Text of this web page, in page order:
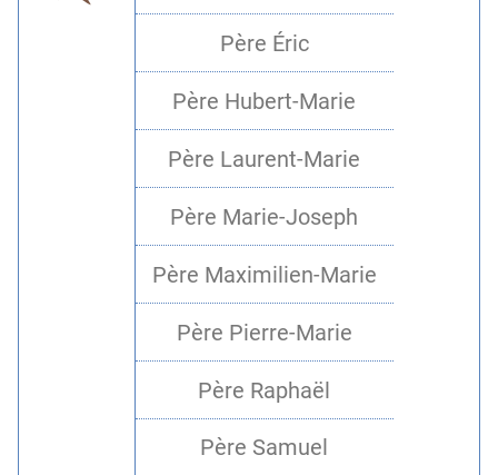
Père Éric
Père Hubert-Marie
Père Laurent-Marie
Père Marie-Joseph
Père Maximilien-Marie
Père Pierre-Marie
Père Raphaël
Père Samuel